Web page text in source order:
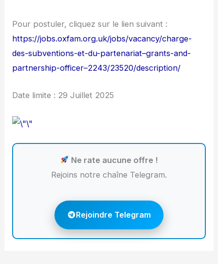
Pour postuler, cliquez sur le lien suivant :
https://jobs.oxfam.org.uk/jobs/vacancy/charge-
des-subventions-et-du-partenariat–grants-and-
partnership-officer–2243/23520/description/
Date limite : 29 Juillet 2025
Ne rate aucune offre !
Rejoins notre chaîne Telegram.
Rejoindre Telegram